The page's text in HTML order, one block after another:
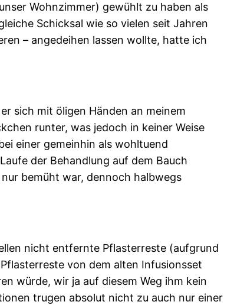
Wohnzimmer) gewühlt zu haben als
Schicksal wie so vielen seit Jahren
– angedeihen lassen wollte, hatte ich
sich mit öligen Händen an meinem
runter, was jedoch in keiner Weise
einer gemeinhin als wohltuend
der Behandlung auf dem Bauch
bemüht war, dennoch halbwegs
nicht entfernte Pflasterreste (aufgrund
von dem alten Infusionsset
würde, wir ja auf diesem Weg ihm kein
trugen absolut nicht zu auch nur einer